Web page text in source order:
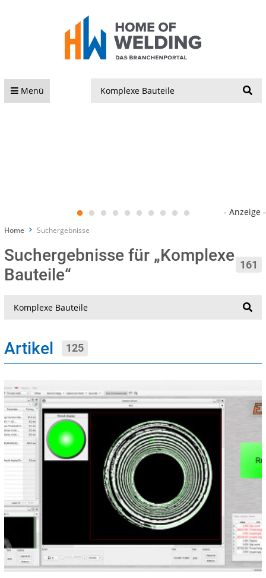
Menü
- Anzeige -
Home Suchergebnisse
Suchergebnisse für „Komplexe
Bauteile“
161
Artikel 125